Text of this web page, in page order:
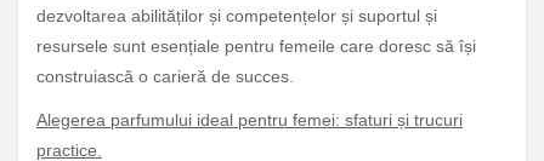
dezvoltarea abilităților și competențelor și suportul și
resursele sunt esențiale pentru femeile care doresc să își
construiască o carieră de succes.
Alegerea parfumului ideal pentru femei: sfaturi și trucuri
practice.